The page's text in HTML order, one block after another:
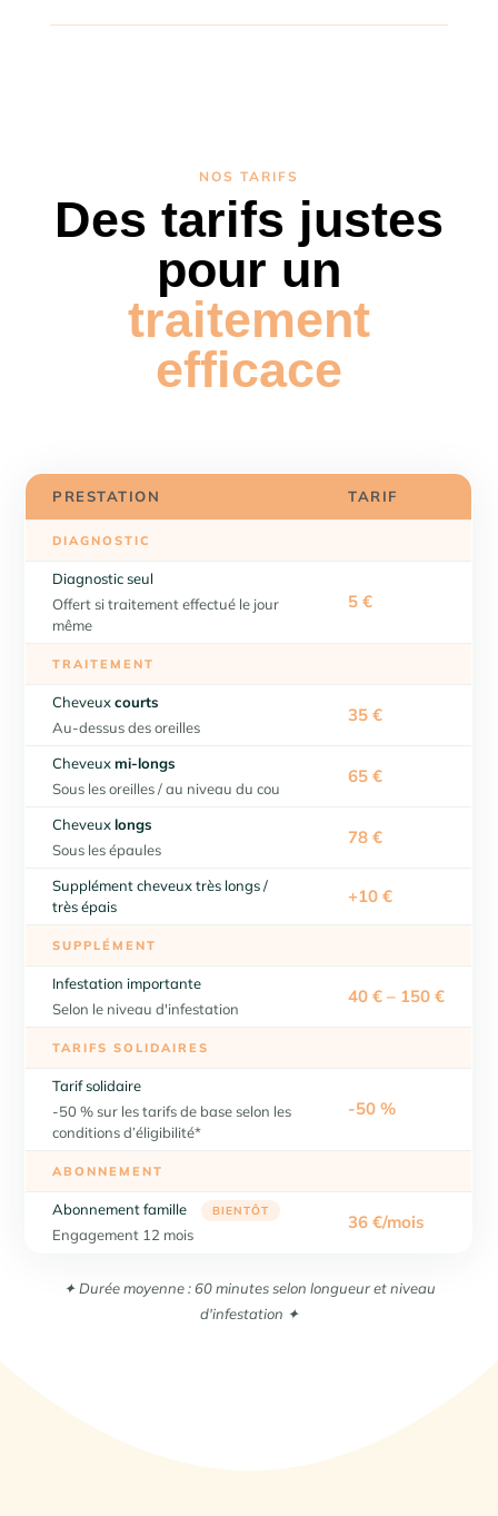
NOS TARIFS
Des tarifs justes
pour un
traitement
efficace
PRESTATION TARIF
DIAGNOSTIC
Diagnostic seul
Offert si traitement effectué le jour
même
5 €
TRAITEMENT
Cheveuxcourts
Au-dessus des oreilles
35 €
Cheveuxmi-longs
Sous les oreilles / au niveau du cou
65 €
Cheveuxlongs
Sous les épaules
78 €
Supplément cheveux très longs /
très épais
+10 €
SUPPLÉMENT
Infestation importante
Selon le niveau d'infestation
40 € – 150 €
TARIFS SOLIDAIRES
Tarif solidaire
-50 % sur les tarifs de base selon les
conditions d’éligibilité*
-50 %
ABONNEMENT
Abonnement famille BIENTÔT
Engagement 12 mois
36 €/mois
✦ Durée moyenne : 60 minutes selon longueur et niveau
d'infestation ✦